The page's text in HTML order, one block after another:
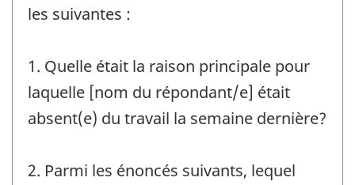
les suivantes :
1. Quelle était la raison principale pour
laquelle [nom du répondant/e] était
absent(e) du travail la semaine dernière?
2. Parmi les énoncés suivants, lequel